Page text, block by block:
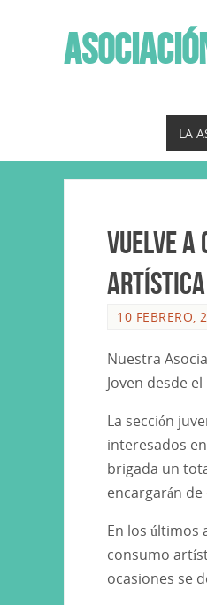
LA
Vuelve
Artística
10 FEBRERO,
Nuestra
Joven desde
La sección
interesados
brigada un
encargarán
En los últimos
consumo
ocasiones se